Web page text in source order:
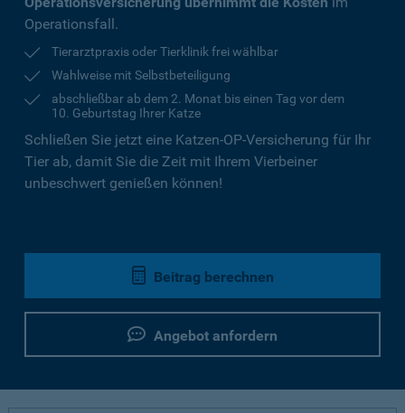
Operationsfall.
Tierarztpraxis oder Tierklinik frei wählbar
Wahlweise mit Selbstbeteiligung
abschließbar ab dem 2. Monat bis einen Tag vor dem
10. Geburtstag Ihrer Katze
Schließen Sie jetzt eine Katzen-OP-Versicherung für Ihr
Tier ab, damit Sie die Zeit mit Ihrem Vierbeiner
unbeschwert genießen können!
Beitrag berechnen
Angebot anfordern